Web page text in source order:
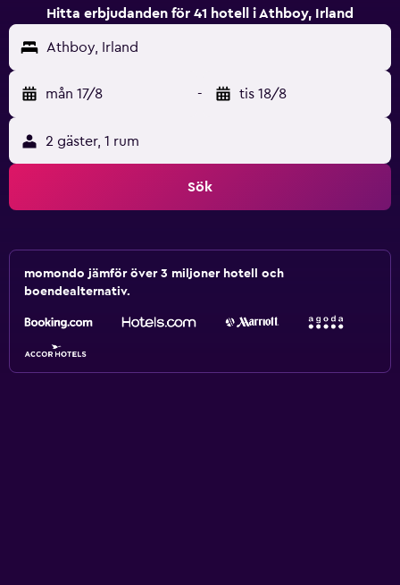
Hitta erbjudanden för 41 hotell i Athboy, Irland
Athboy, Irland
mån 17/8 - tis 18/8
2 gäster, 1 rum
Sök
momondo jämför över 3 miljoner hotell och
boendealternativ.